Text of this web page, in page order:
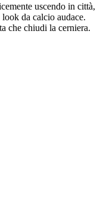
uscendo in città,
da calcio audace.
che chiudi la cerniera.